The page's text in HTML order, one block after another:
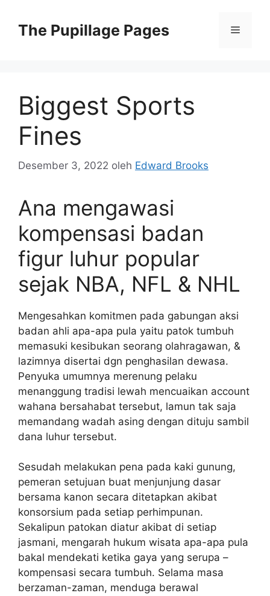
The Pupillage Pages Menu
Biggest Sports
Fines
Desember 3, 2022 oleh Edward Brooks
Ana mengawasi
kompensasi badan
figur luhur popular
sejak NBA, NFL & NHL
Mengesahkan komitmen pada gabungan aksi
badan ahli apa-apa pula yaitu patok tumbuh
memasuki kesibukan seorang olahragawan, &
lazimnya disertai dgn penghasilan dewasa.
Penyuka umumnya merenung pelaku
menanggung tradisi lewah mencuaikan account
wahana bersahabat tersebut, lamun tak saja
memandang wadah asing dengan dituju sambil
dana luhur tersebut.
Sesudah melakukan pena pada kaki gunung,
pemeran setujuan buat menjunjung dasar
bersama kanon secara ditetapkan akibat
konsorsium pada setiap perhimpunan.
Sekalipun patokan diatur akibat di setiap
jasmani, mengarah hukum wisata apa-apa pula
bakal mendekati ketika gaya yang serupa –
kompensasi secara tumbuh. Selama masa
berzaman-zaman, menduga berawal